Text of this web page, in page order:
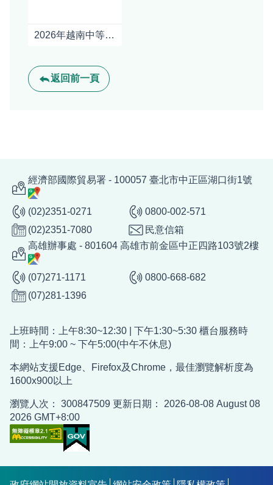
2026年越南中等收入階層及消費情況
返回前一頁
經濟部國際貿易署 - 100057 臺北市中正區湖口街1號
(02)2351-0271
0800-002-571
(02)2351-7080
民意信箱
高雄辦事處 - 801604 高雄市前金區中正四路103號2樓
(07)271-1171
0800-668-682
(07)281-1396
上班時間：上午8:30~12:30 | 下午1:30~5:30 櫃台服務時
間：上午9:00 ~ 下午5:00(中午不休息)
本網站支援Edge、Firefox及Chrome，最佳瀏覽解析度為
1600x900以上
瀏覽人次： 300847509 更新日期： 2026-08-08 August 08
2026 GMT+8:00